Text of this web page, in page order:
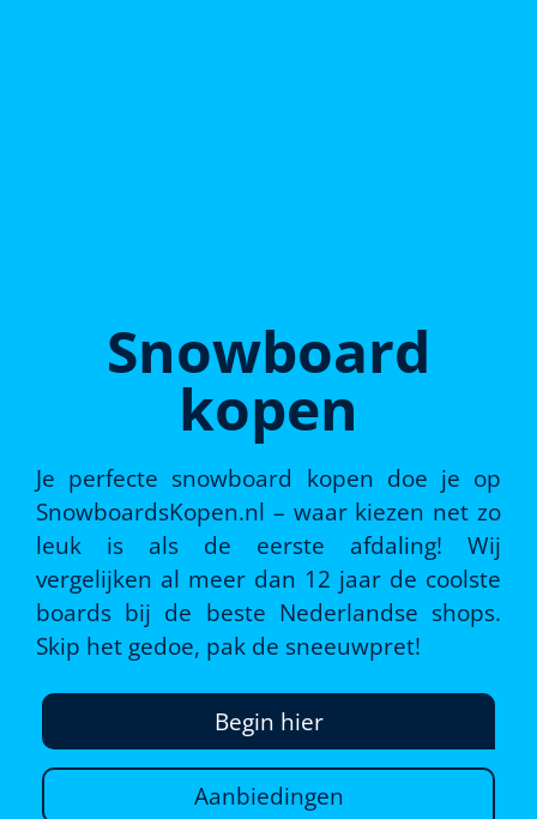
Snowboard
kopen
Je perfecte snowboard kopen doe je op
SnowboardsKopen.nl – waar kiezen net zo
leuk is als de eerste afdaling! Wij
vergelijken al meer dan 12 jaar de coolste
boards bij de beste Nederlandse shops.
Skip het gedoe, pak de sneeuwpret!
Begin hier
Aanbiedingen